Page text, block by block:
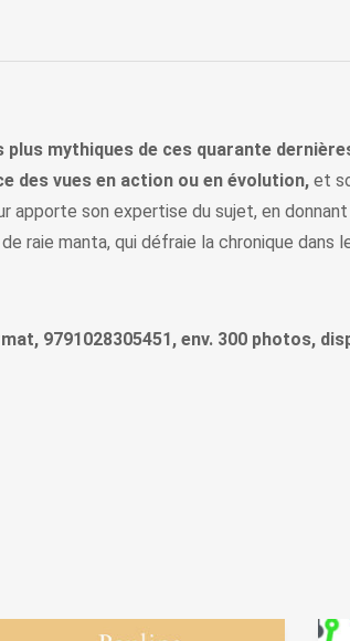
plus mythiques de ces quarante
des vues en action ou en évolution, et
apporte son expertise du sujet, en
raie manta, qui défraie la chronique dans
9791028305451, env. 300 photos,